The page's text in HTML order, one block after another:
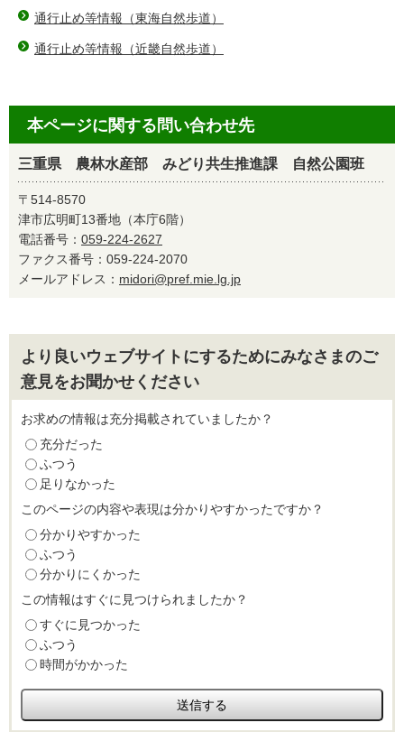
通行止め等情報（東海自然歩道）
通行止め等情報（近畿自然歩道）
本ページに関する問い合わせ先
三重県 農林水産部 みどり共生推進課 自然公園班
〒514-8570
津市広明町13番地（本庁6階）
電話番号： 059-224-2627
ファクス番号：059-224-2070
メールアドレス： midori@pref.mie.lg.jp
より良いウェブサイトにするためにみなさまのご
意見をお聞かせください
お求めの情報は充分掲載されていましたか？
充分だった
ふつう
足りなかった
このページの内容や表現は分かりやすかったですか？
分かりやすかった
ふつう
分かりにくかった
この情報はすぐに見つけられましたか？
すぐに見つかった
ふつう
時間がかかった